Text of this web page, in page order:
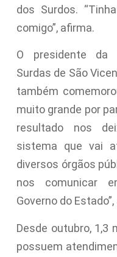
dos Surdos.
comigo”, afirma.
O presidente da
Surdas de São
também
muito grande por
resultado nos
sistema que vai
diversos órgãos
nos comunicar
Governo do
Desde outubro, 1,3
possuem